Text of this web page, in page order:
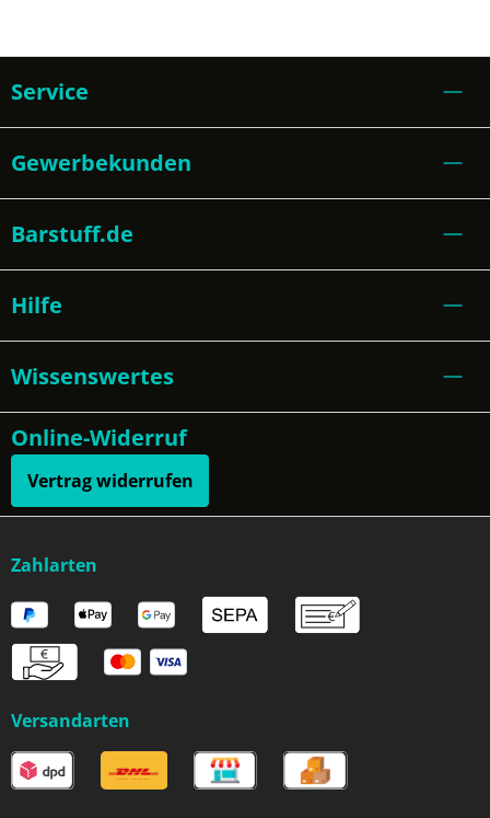
Service
Gewerbekunden
Barstuff.de
Hilfe
Wissenswertes
Online-Widerruf
Vertrag widerrufen
Zahlarten
Versandarten